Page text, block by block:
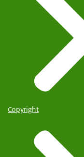
Copyright